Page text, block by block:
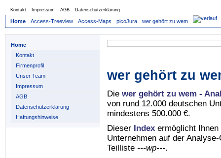
Kontakt Impressum AGB Datenschutzerklärung
Home Access-Treeview Access-Maps picoJura wer gehört zu wem
Home
Kontakt
Firmenprofil
Unser Team
Impressum
AGB
Datenschutzerklärung
Haftungshinweise
wer gehört zu
Die wer gehört zu wem -
von rund 12.000 deutschen
mindestens 500.000 €.
Dieser Index ermöglicht
Unternehmen auf der
Teilliste ---wp---.